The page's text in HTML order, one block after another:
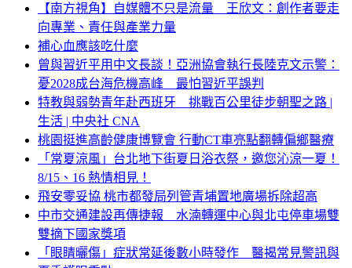
【南方視角】自媒體不只是流量 王欣文：創作者要走
向專業、責任與產業力量
補心血應該吃什麼
曾與習近平用中文長談！亞洲協會執行長陸克文示警：
憂2028成台海危機高峰 最怕習近平誤判
特教與弱勢青年赴西班牙 挑戰百公里徒步朝聖之路 |
生活 | 中央社 CNA
桃園挺進高齡健康博覽會 行動CT車亮點翻轉偏鄉醫療
「常夏涼風」台北地下街夏日浴衣祭，邀您沁涼一夏！
8/15、16 熱情相見！
飛安零妥協 桃市都發局列管青埔置地廣場拆除超高
中市交通建設再傳捷報 水湳轉運中心與北屯停車場雙
雙摘下國家獎項
「眼睛曬傷」症狀常延後數小時發作 醫揭常見警訊與